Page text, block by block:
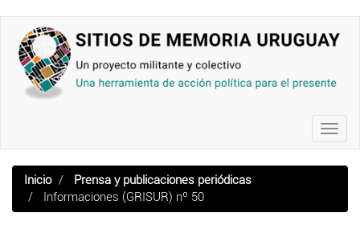
contenido
principal
Inicio
Prensa y publicaciones periódicas
Informaciones (GRISUR) nº 50